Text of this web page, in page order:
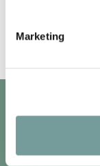
Marketing
QLUB